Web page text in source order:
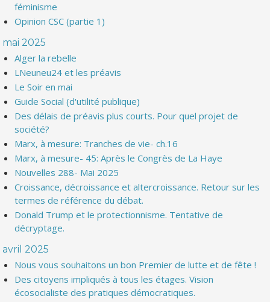
féminisme
Opinion CSC (partie 1)
mai 2025
Alger la rebelle
LNeuneu24 et les préavis
Le Soir en mai
Guide Social (d'utilité publique)
Des délais de préavis plus courts. Pour quel projet de
société?
Marx, à mesure: Tranches de vie- ch.16
Marx, à mesure- 45: Après le Congrès de La Haye
Nouvelles 288- Mai 2025
Croissance, décroissance et altercroissance. Retour sur les
termes de référence du débat.
Donald Trump et le protectionnisme. Tentative de
décryptage.
avril 2025
Nous vous souhaitons un bon Premier de lutte et de fête !
Des citoyens impliqués à tous les étages. Vision
écosocialiste des pratiques démocratiques.